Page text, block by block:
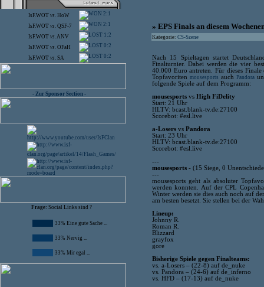
IsF.WOT vs. HoW 2:1
IsF.WOT vs. QSF-7 2:1
IsF.WOT vs.ANV 1:2
IsF.WOT vs. OFaH 0:2
IsF.WOT vs. SA 0:2
- Zur Sponsor Section -
Frage: Social Links sind ?
33% Eine gute Sache ...
33% Nervig ...
33% Mir egal ...
» EPS Finals an diesem
Kategorie: CS-Szene
Nach 15 Spieltagen startet
Finalturnier. Dabei werden die vier
40.000 Euro antreten. Für dieses
Topfavoritenmousesports auch Pandora
folgende Spiele auf dem Programm:
mousesports vs High FiDelity
Start: 21 Uhr
HLTV: bcast.blank-tv.de:27100
Scorebot: #esl.live
a-Losers vs Pandora
Start: 23 Uhr
HLTV: bcast.blank-tv.de:27100
Scorebot: #esl.live
---
mousesports - (15 Siege, 0
---
mousesports geht als absoluter
werden konnten. Auf der CPL
Winter werden sie dies auch noch auf
am besten besetzt. Sie stellen bei der
Lineup:
Johnny R.
Roman R.
Blizzard
grayfox
gore
Bisherige Spiele gegen Finalteams:
vs. a-Losers – (22-8) auf de_nuke
vs. Pandora – (24-6) auf de_inferno
vs. HFD – (17-13) auf de_nuke